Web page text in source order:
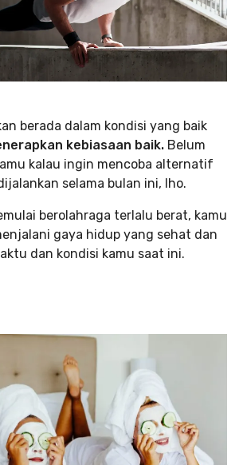
berada dalam kondisi yang baik
kebiasaan baik. Belum
kalau ingin mencoba alternatif
selama bulan ini, lho.
berolahraga terlalu berat, kamu
gaya hidup yang sehat dan
dan kondisi kamu saat ini.